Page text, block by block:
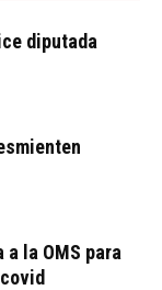
diputada
la OMS para